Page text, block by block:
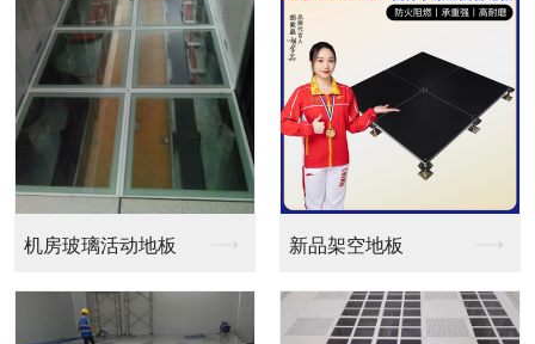
新品架空地板 同质透心PVC防静电...